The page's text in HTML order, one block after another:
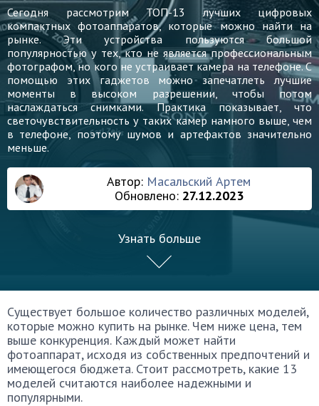
Сегодня рассмотрим ТОП-13 лучших цифровых
компактных фотоаппаратов, которые можно найти на
рынке. Эти устройства пользуются большой
популярностью у тех, кто не является профессиональным
фотографом, но кого не устраивает камера на телефоне. С
помощью этих гаджетов можно запечатлеть лучшие
моменты в высоком разрешении, чтобы потом
наслаждаться снимками. Практика показывает, что
светочувствительность у таких камер намного выше, чем
в телефоне, поэтому шумов и артефактов значительно
меньше.
Автор: Масальский Артем
Обновлено: 27.12.2023
Узнать больше
Существует большое количество различных моделей,
которые можно купить на рынке. Чем ниже цена, тем
выше конкуренция. Каждый может найти
фотоаппарат, исходя из собственных предпочтений и
имеющегося бюджета. Стоит рассмотреть, какие 13
моделей считаются наиболее надежными и
популярными.